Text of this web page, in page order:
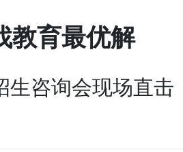
教育最优解
咨询会现场直击